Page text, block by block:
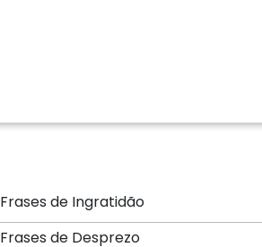
Frases de Ingratidão
Frases de Desprezo